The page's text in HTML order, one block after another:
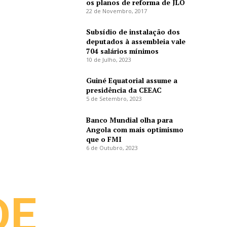
os planos de reforma de JLO
22 de Novembro, 2017
Subsídio de instalação dos
deputados à assembleia vale
704 salários mínimos
10 de Julho, 2023
Guiné Equatorial assume a
presidência da CEEAC
5 de Setembro, 2023
Banco Mundial olha para
Angola com mais optimismo
que o FMI
6 de Outubro, 2023